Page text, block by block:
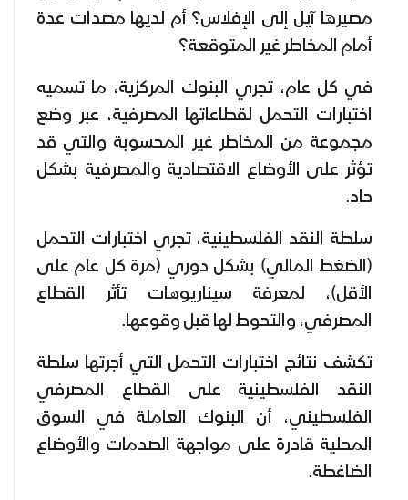
مصيرها آيل إلى الإفلاس؟ أم لديها مصدات عدة
أمام المخاطر غير المتوقعة؟
في كل عام، تجري البنوك المركزية، ما تسميه
اختبارات التحمل لقطاعاتها المصرفية، عبر وضع
مجموعة من المخاطر غير المحسوبة والتي قد
تؤثر على الأوضاع الاقتصادية والمصرفية بشكل
حاد.
سلطة النقد الفلسطينية، تجري اختبارات التحمل
(الضغط المالي) بشكل دوري (مرة كل عام على
الأقل)، لمعرفة سيناريوهات تأثر القطاع
المصرفي، والتحوط لها قبل وقوعها.
تكشف نتائج اختبارات التحمل التي أجرتها سلطة
النقد الفلسطينية على القطاع المصرفي
الفلسطيني، أن البنوك العاملة في السوق
المحلية قادرة على مواجهة الصدمات والأوضاع
الضاغطة.